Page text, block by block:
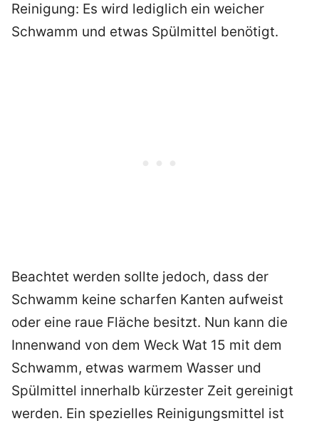
Reinigung: Es wird lediglich ein weicher
Schwamm und etwas Spülmittel benötigt.
Beachtet werden sollte jedoch, dass der
Schwamm keine scharfen Kanten aufweist
oder eine raue Fläche besitzt. Nun kann die
Innenwand von dem Weck Wat 15 mit dem
Schwamm, etwas warmem Wasser und
Spülmittel innerhalb kürzester Zeit gereinigt
werden. Ein spezielles Reinigungsmittel ist